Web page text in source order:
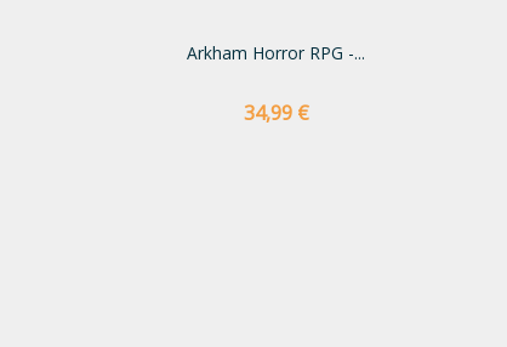
Arkham Horror RPG -...
Preço
34,99 €